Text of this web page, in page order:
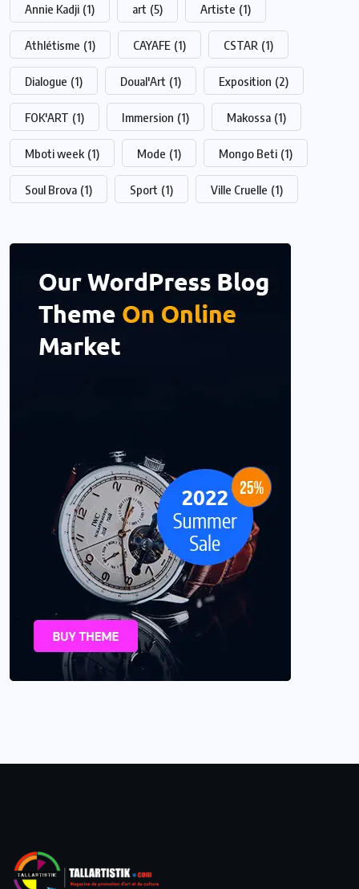
Annie Kadji (1) art (5) Artiste (1)
Athlétisme (1) CAYAFE (1) CSTAR (1)
Dialogue (1) Doual'Art (1) Exposition (2)
FOK'ART (1) Immersion (1) Makossa (1)
Mboti week (1) Mode (1) Mongo Beti (1)
Soul Brova (1) Sport (1) Ville Cruelle (1)